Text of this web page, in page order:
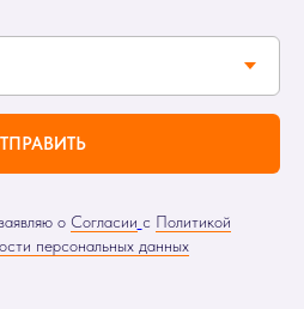
о Согласии с Политикой
персональных данных